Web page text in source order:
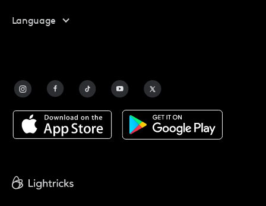
Programa De Afiliados
Facetune Alternatives
Acerca De Facetune
Facetune Reviews
Language